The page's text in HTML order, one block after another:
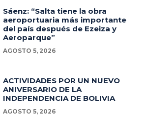
Sáenz: “Salta tiene la obra
aeroportuaria más importante
del país después de Ezeiza y
Aeroparque”
AGOSTO 5, 2026
ACTIVIDADES POR UN NUEVO
ANIVERSARIO DE LA
INDEPENDENCIA DE BOLIVIA
AGOSTO 5, 2026